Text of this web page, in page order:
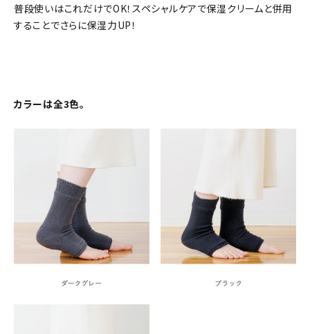
普段使いはこれだけでOK！スペシャルケアで保湿クリームと併用
することでさらに保湿力UP！
カラーは全3色。